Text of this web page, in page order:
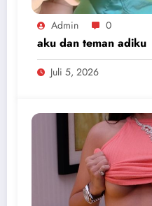
Admin 0
aku dan teman adiku
Juli 5, 2026